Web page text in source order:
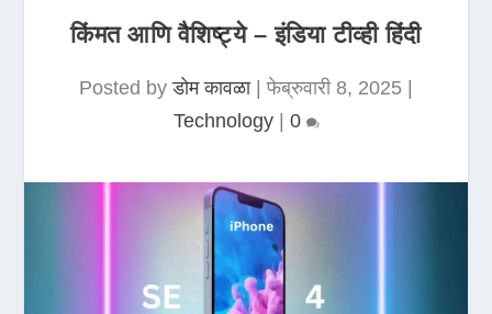
किंमत आणि वैशिष्ट्ये – इंडिया टीव्ही हिंदी
Posted byडोम कावळा|फेब्रुवारी 8, 2025
Technology| 0